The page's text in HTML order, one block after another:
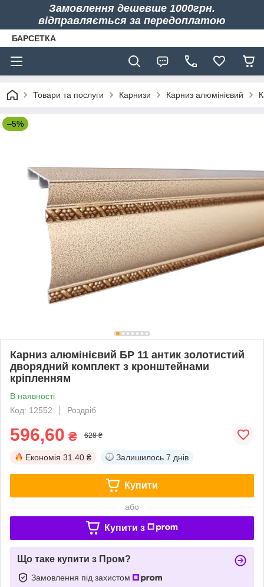
Замовлення дешевше 1000грн.
відправляється за передоплатою
БАРСЕТКА
Товари та послуги Карнизи Карниз алюмінієвий
–5%
Карниз алюмінієвий БР 11 антик золотистий
дворядний комплект з кронштейнами
кріпленням
В наявності
Код: 12552
Роздріб
596,60 ₴ 628 ₴
Економія 31.40 ₴ Залишилось 7 днів
Купити
або
Купити з
Що таке купити з Пром?
Замовлення під захистом